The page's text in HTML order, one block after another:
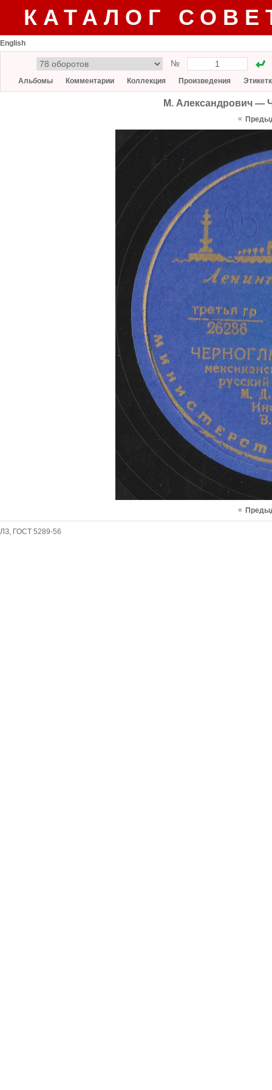
КАТАЛОГ
English
№
Альбомы Комментарии Коллекция Произведения
М. Александрович —
«
«
ЛЗ, ГОСТ 5289-56